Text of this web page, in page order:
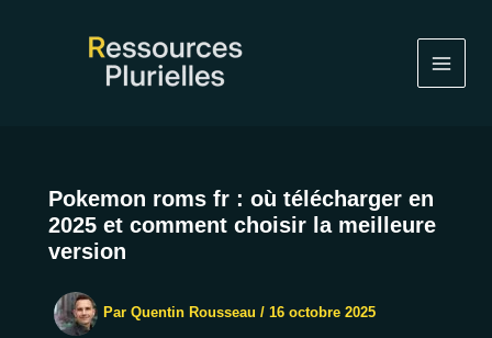
Pokemon roms fr : où télécharger en
2025 et comment choisir la meilleure
version
Par Quentin Rousseau / 16 octobre 2025